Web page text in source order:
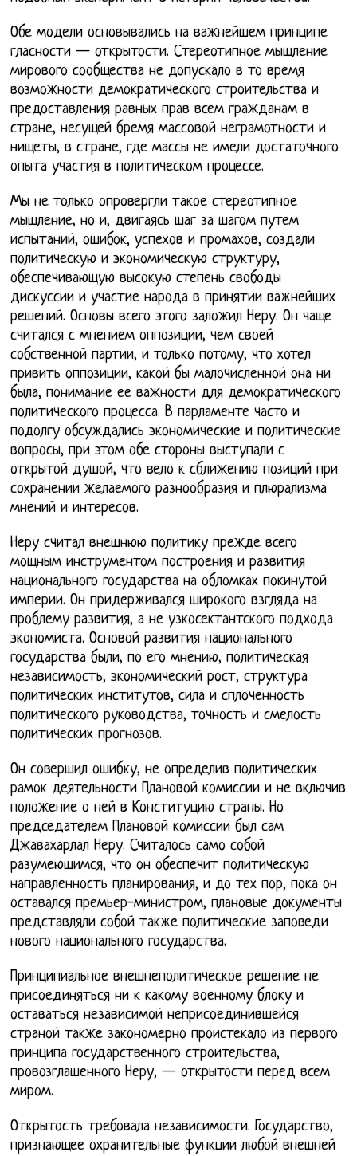
Обе модели основывались на важнейшем принципе
гласности — открытости. Стереотипное мышление
мирового сообщества не допускало в то время
возможности демократического строительства и
предоставления равных прав всем гражданам в
стране, несущей бремя массовой неграмотности и
нищеты, в стране, где массы не имели достаточного
опыта участия в политическом процессе.
Мы не только опровергли такое стереотипное
мышление, но и, двигаясь шаг за шагом путем
испытаний, ошибок, успехов и промахов, создали
политическую и экономическую структуру,
обеспечивающую высокую степень свободы
дискуссии и участие народа в принятии важнейших
решений. Основы всего этого заложил Неру. Он чаще
считался с мнением оппозиции, чем своей
собственной партии, и только потому, что хотел
привить оппозиции, какой бы малочисленной она ни
была, понимание ее важности для демократического
политического процесса. В парламенте часто и
подолгу обсуждались экономические и политические
вопросы, при этом обе стороны выступали с
открытой душой, что вело к сближению позиций при
сохранении желаемого разнообразия и плюрализма
мнений и интересов.
Неру считал внешнюю политику прежде всего
мощным инструментом построения и развития
национального государства на обломках покинутой
империи. Он придерживался широкого взгляда на
проблему развития, а не узкосектантского подхода
экономиста. Основой развития национального
государства были, по его мнению, политическая
независимость, экономический рост, структура
политических институтов, сила и сплоченность
политического руководства, точность и смелость
политических прогнозов.
Он совершил ошибку, не определив политических
рамок деятельности Плановой комиссии и не включив
положение о ней в Конституцию страны. Но
председателем Плановой комиссии был сам
Джавахарлал Неру. Считалось само собой
разумеющимся, что он обеспечит политическую
направленность планирования, и до тех пор, пока он
оставался премьер-министром, плановые документы
представляли собой также политические заповеди
нового национального государства.
Принципиальное внешнеполитическое решение не
присоединяться ни к какому военному блоку и
оставаться независимой неприсоединившейся
страной также закономерно проистекало из первого
принципа государственного строительства,
провозглашенного Неру, — открытости перед всем
миром.
Открытость требовала независимости. Государство,
признающее охранительные функции любой внешней